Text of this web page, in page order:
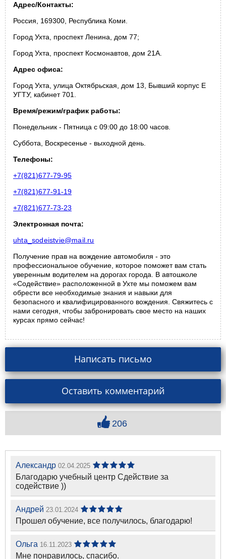
Александр 02.04.2025
Благодарю учебный центр Сдействие за
содействие ))
Андрей 23.01.2024
Прошел обучение, все получилось, благодарю!
Ольга 16.11.2023
Мне понравилось, спасибо.
Написать письмо
Оставить комментарий
206
Адрес/Контакты:
Россия, 169300, Республика Коми.
Город Ухта, проспект Ленина, дом 77;
Город Ухта, проспект Космонавтов, дом 21А.
Адрес офиса:
Город Ухта, улица Октябрьская, дом 13, Бывший корпус Е
УГТУ, кабинет 701.
Время/режим/график работы:
Понедельник - Пятница с 09:00 до 18:00 часов.
Суббота, Воскресенье - выходной день.
Телефоны:
+7(821)677-79-95
+7(821)677-91-19
+7(821)677-73-23
Электронная почта:
uhta_sodeistvie@mail.ru
Получение прав на вождение автомобиля - это
профессиональное обучение, которое поможет вам стать
уверенным водителем на дорогах города. В автошколе
«Содействие» расположенной в Ухте мы поможем вам
обрести все необходимые знания и навыки для
безопасного и квалифицированного вождения. Свяжитесь с
нами сегодня, чтобы забронировать свое место на наших
курсах прямо сейчас!